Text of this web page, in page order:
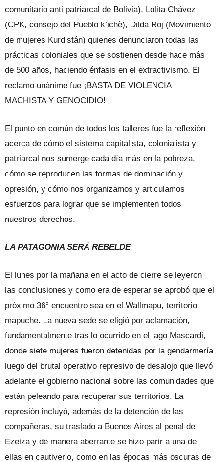
comunitario anti patriarcal de Bolivia), Lolita Chávez
(CPK, consejo del Pueblo k’ichè), Dilda Roj (Movimiento
de mujeres Kurdistán) quienes denunciaron todas las
prácticas coloniales que se sostienen desde hace más
de 500 años, haciendo énfasis en el extractivismo. El
reclamo unánime fue ¡BASTA DE VIOLENCIA
MACHISTA Y GENOCIDIO!
El punto en común de todos los talleres fue la reflexión
acerca de cómo el sistema capitalista, colonialista y
patriarcal nos sumerge cada día más en la pobreza,
cómo se reproducen las formas de dominación y
opresión, y cómo nos organizamos y articulamos
esfuerzos para lograr que se implementen todos
nuestros derechos.
LA PATAGONIA SERÁ REBELDE
El lunes por la mañana en el acto de cierre se leyeron
las conclusiones y como era de esperar se aprobó que el
próximo 36° encuentro sea en el Wallmapu, territorio
mapuche. La nueva sede se eligió por aclamación,
fundamentalmente tras lo ocurrido en el lago Mascardi,
donde siete mujeres fueron detenidas por la gendarmería
luego del brutal operativo represivo de desalojo que llevó
adelante el gobierno nacional sobre las comunidades que
están peleando para recuperar sus territorios. La
represión incluyó, además de la detención de las
compañeras, su traslado a Buenos Aires al penal de
Ezeiza y de manera aberrante se hizo parir a una de
ellas en cautiverio, como en las épocas más oscuras de